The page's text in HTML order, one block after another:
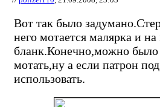
Вот так было
него мотается малярка и
бланк.Конечно,можно было
мотать,ну а если патрон
использовать.